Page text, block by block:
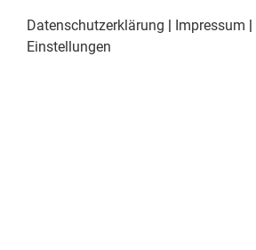
Datenschutzerklärung | Impressum |
Einstellungen